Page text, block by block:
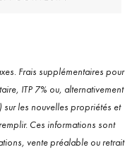
Frais supplémentaires pour
ITP 7% ou, alternativement
sur les nouvelles propriétés et
Ces informations sont
vente préalable ou retrait